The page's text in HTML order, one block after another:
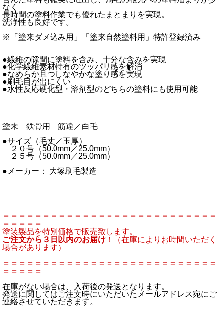
なく
長時間の塗料作業でも優れたまとまりを実現。
洗浄性も良好です。
※「塗来ダメ込み用」「塗来自然塗料用」特許登録済み
●繊維の隙間に塗料を含み、十分な含みを実現
●化学繊維素材特有のツッパリ感を解消
●なめらか且つしなやかな塗り感を実現
●刷毛目が出にくい
●水性反応硬化型・溶剤型のどちらの塗料にも使用可能
塗来 鉄骨用 筋違／白毛
●サイズ（毛丈／玉厚）
２０号（50.0mm／25.0mm）
２５号（50.0mm／25.0mm）
●メーカー： 大塚刷毛製造
＝＝＝＝＝＝＝＝＝＝＝＝＝＝＝＝＝＝＝＝＝＝＝＝＝＝＝
＝＝＝＝＝
塗装製品を特別価格で販売致します。
ご注文から３日以内のお届け ！（在庫によりお時間いただく
場合があります）
＝＝＝＝＝＝＝＝＝＝＝＝＝＝＝＝＝＝＝＝＝＝＝＝＝＝＝
＝＝＝＝＝
在庫がない場合は、入荷後の発送となります。
発送に関してはご注文時にいただいたメールアドレス宛にご
連絡させていただきます。